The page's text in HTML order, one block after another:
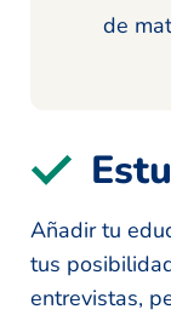
de
Añadir tu
tus
entrevistas,